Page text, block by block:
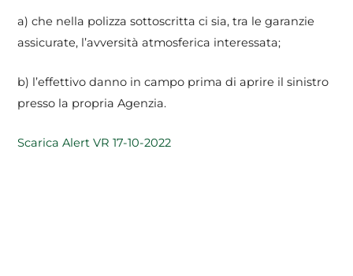
a) che nella polizza sottoscritta ci sia, tra le garanzie
assicurate, l’avversità atmosferica interessata;
b) l’effettivo danno in campo prima di aprire il sinistro
presso la propria Agenzia.
Scarica Alert VR 17-10-2022